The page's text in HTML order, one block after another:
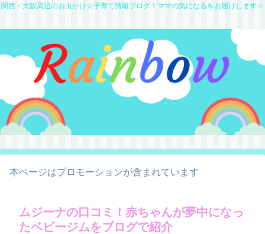
関西・大阪周辺のお出かけ☆子育て情報ブログ！ママの気になるをお届けします☆
本ページはプロモーションが含まれています
ムジーナの口コミ！赤ちゃんが夢中になっ
たベビージムをブログで紹介